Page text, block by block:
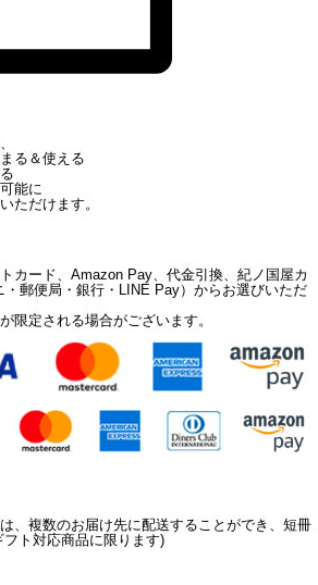
る＆使える
能に
ただけます。
カード、Amazon Pay、代金引換、紀ノ国屋カ
・郵便局・銀行・LINE Pay）からお選びいただ
限定される場合がございます。
、複数のお届け先に配送することができ、短冊
ト対応商品に限ります)